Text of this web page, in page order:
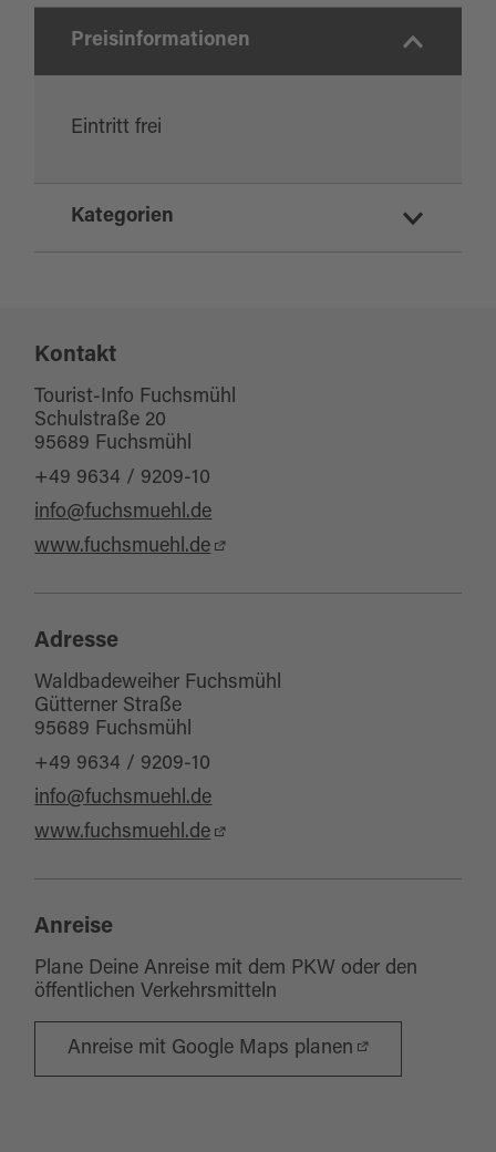
Preisinformationen
Eintritt frei
Kategorien
Seen
Kinderspielplätze
Wassersport
Kontakt
Tourist-Info Fuchsmühl
Schulstraße 20
95689 Fuchsmühl
+49 9634 / 9209-10
info@fuchsmuehl.de
www.fuchsmuehl.de
Adresse
Waldbadeweiher Fuchsmühl
Gütterner Straße
95689 Fuchsmühl
+49 9634 / 9209-10
info@fuchsmuehl.de
www.fuchsmuehl.de
Anreise
Plane Deine Anreise mit dem PKW oder den
öffentlichen Verkehrsmitteln
Anreise mit Google Maps planen